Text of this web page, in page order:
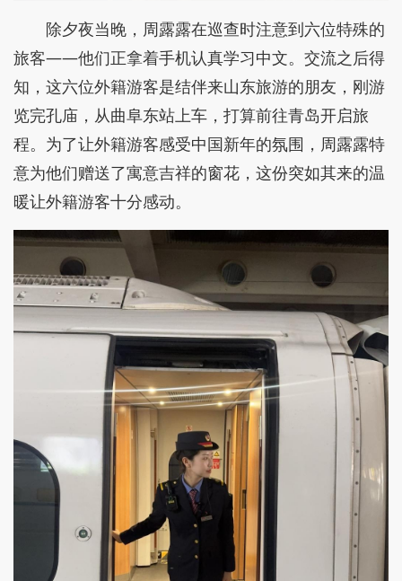
除夕夜当晚，周露露在巡查时注意到六位特殊的
旅客——他们正拿着手机认真学习中文。交流之后得
知，这六位外籍游客是结伴来山东旅游的朋友，刚游
览完孔庙，从曲阜东站上车，打算前往青岛开启旅
程。为了让外籍游客感受中国新年的氛围，周露露特
意为他们赠送了寓意吉祥的窗花，这份突如其来的温
暖让外籍游客十分感动。